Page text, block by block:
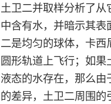
土卫二并取样分析了
中含有水，并暗示其
二是均匀的球体，卡
圆形轨道上飞行；如
液态的水存在，那么
的差异，土卫二周围